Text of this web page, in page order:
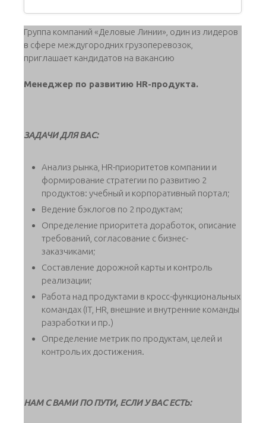
Группа компаний «Деловые Линии»‚ один из лидеров
в сфере междугородних грузоперевозок‚
приглашает кандидатов на вакансию
Менеджер по развитию HR-продукта.
ЗАДАЧИ ДЛЯ ВАС:
Анализ рынка, HR-приоритетов компании и
формирование стратегии по развитию 2
продуктов: учебный и корпоративный портал;
Ведение бэклогов по 2 продуктам;
Определение приоритета доработок, описание
требований, согласование с бизнес-
заказчиками;
Составление дорожной карты и контроль
реализации;
Работа над продуктами в кросс-функциональных
командах (IT, HR, внешние и внутренние команды
разработки и пр.)
Определение метрик по продуктам, целей и
контроль их достижения.
НАМ С ВАМИ ПО ПУТИ, ЕСЛИ У ВАС ЕСТЬ: